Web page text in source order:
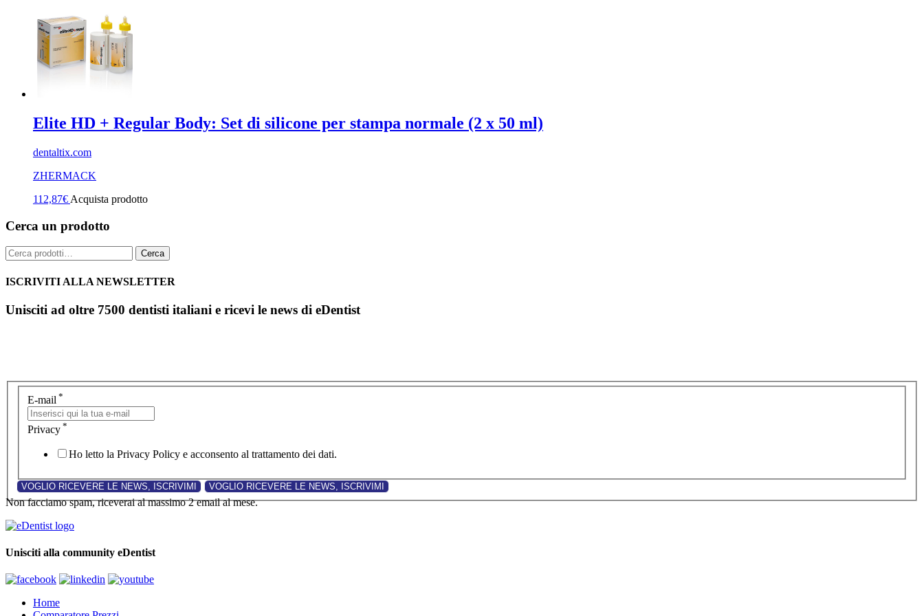
Elite HD + Regular Body: Set di silicone per stampa normale (2 x 50 ml)
dentaltix.com
ZHERMACK
112,87€ Acquista prodotto
Cerca un prodotto
Cerca: Cerca
ISCRIVITI ALLA NEWSLETTER
Unisciti ad oltre 7500 dentisti italiani e ricevi le news di eDentist
E-mail *
Privacy *
Ho letto la Privacy Policy e acconsento al trattamento dei dati.
Non facciamo spam, riceverai al massimo 2 email al mese.
Unisciti alla community eDentist
Home